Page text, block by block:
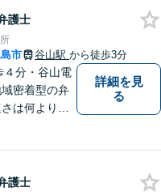
長させてい
が私たち，
の思いで
護士
市 谷山駅 から徒歩3分
４分・谷山電
密着型の弁
は何よりの
詳細を見
る
護士